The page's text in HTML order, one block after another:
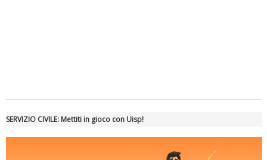
Tiziano Pesce a Radio InBlu2000 traccia il bilancio della stagione
SERVIZIO CIVILE: Mettiti in gioco con Uisp!